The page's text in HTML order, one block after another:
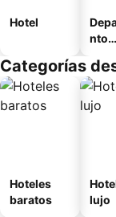
Hotel
nto
Categorías
Hoteles
baratos
lujo